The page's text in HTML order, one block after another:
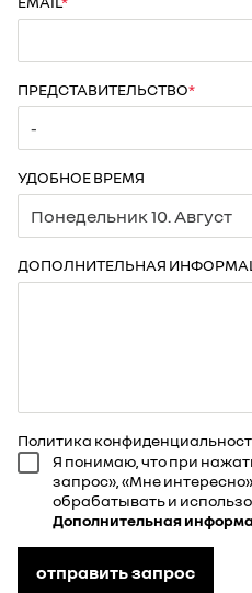
ПРЕДСТАВИТЕЛЬСТВО
УДОБНОЕ ВРЕМЯ
ДОПОЛНИТЕЛЬНАЯ
Политика
Я понимаю, что при
запрос», «Мне
обрабатывать и
Дополнительная
отправить запрос